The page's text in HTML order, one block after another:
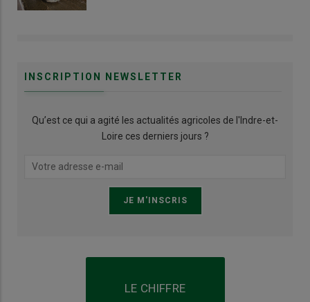
INSCRIPTION NEWSLETTER
Qu’est ce qui a agité les actualités agricoles de l'Indre-et-
Loire ces derniers jours ?
LE CHIFFRE